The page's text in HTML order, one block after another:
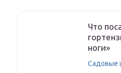
Что
ноги»
Садовые